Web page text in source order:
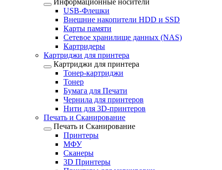
Информационные носители
USB-Флешки
Внешние накопители HDD и SSD
Карты памяти
Сетевое хранилище данных (NAS)
Картридеры
Картриджи для принтера
Картриджи для принтера
Тонер-картриджи
Тонер
Бумага для Печати
Чернила для принтеров
Нити для 3D-принтеров
Печать и Сканирование
Печать и Сканирование
Принтеры
МФУ
Сканеры
3D Принтеры